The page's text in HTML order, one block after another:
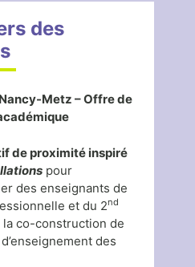
des
Metz – Offre de
de proximité inspiré
pour
des enseignants de
et du 2nd
la co-construction de
des